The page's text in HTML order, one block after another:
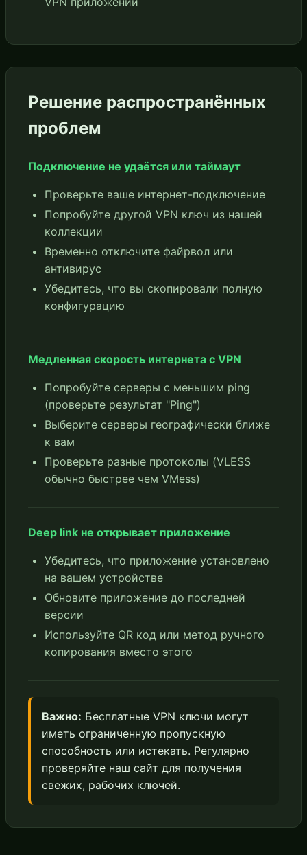
Решение распространённых
проблем
Подключение не удаётся или таймаут
Проверьте ваше интернет-подключение
Попробуйте другой VPN ключ из нашей
коллекции
Временно отключите файрвол или
антивирус
Убедитесь, что вы скопировали полную
конфигурацию
Медленная скорость интернета с VPN
Попробуйте серверы с меньшим ping
(проверьте результат "Ping")
Выберите серверы географически ближе
к вам
Проверьте разные протоколы (VLESS
обычно быстрее чем VMess)
Deep link не открывает приложение
Убедитесь, что приложение установлено
на вашем устройстве
Обновите приложение до последней
версии
Используйте QR код или метод ручного
копирования вместо этого
Важно: Бесплатные VPN ключи могут
иметь ограниченную пропускную
способность или истекать. Регулярно
проверяйте наш сайт для получения
свежих, рабочих ключей.